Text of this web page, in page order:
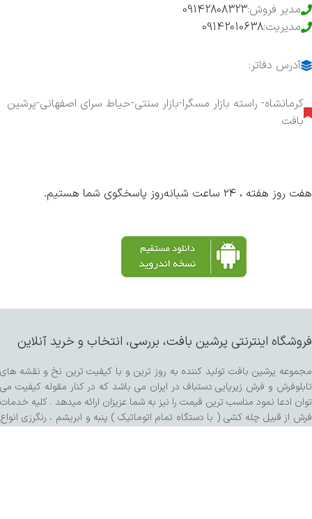
مدیر فروش:09142808323
مدیریت:09142010638
آدرس دفاتر:
کرمانشاه- راسته بازار مسگرا-بازار سنتی-حیاط سرای اصفهانی-پرشین
بافت
هفت روز هفته ، ۲۴ ساعت شبانه‌روز پاسخگوی شما هستیم.
فروشگاه اینترنتی پرشین بافت، بررسی، انتخاب و خرید آنلاین
مجموعه پرشین بافت تولید کننده به روز ترین و با کیفیت ترین نخ و نقشه های
تابلوفرش و فرش زیرپایی دستباف در ایران می باشد که در کنار مقوله کیفیت می
توان ادعا نمود مناسب ترین قیمت را نیز به شما عزیزان ارائه میدهد . کلیه خدمات
فرش از قبیل چله کشی ( با دستگاه تمام اتوماتیک ) پنبه و ابریشم ، رنگرزی انواع